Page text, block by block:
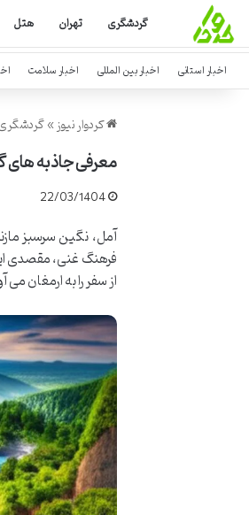
گردشگری تهران هتل
اخبار استانی اخبار بین المللی اخبار سلامت
کردوار نیوز»
معرفی جاذبه
22/03/1404
آمل، نگین سرسبز
فرهنگ غنی، مقصدی
از سفر را به ارمغان می